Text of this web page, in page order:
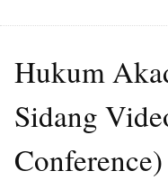
Hukum
Sidang
Conference)